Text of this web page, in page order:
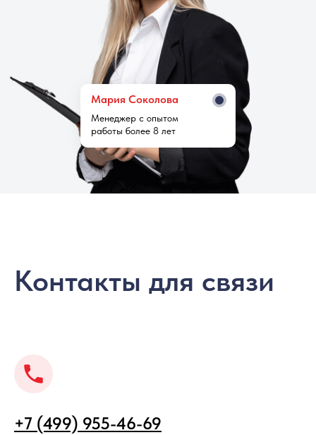
Менеджер с опытом
работы более 8 лет
Мария Cоколова
Контакты для связи
+7 (499) 955-46-69